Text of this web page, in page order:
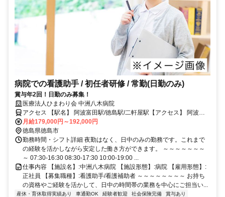
病院での看護助手 / 初任者研修 / 常勤(日勤のみ)
賞与年2回！日勤のみ募集！
医療法人ひまわり会 中洲八木病院
アクセス 【駅名】 阿波富田駅/徳島駅/二軒屋駅【アクセス】 阿波富
田駅から徒歩8分
月給179,000円～192,000円
徳島県徳島市
勤務時間・シフト詳細 夜勤はなく、日中のみの勤務です。これまで
の経験を活かしながら安定した働き方ができます。 ～～～～～～～
～ 07:30-16:30 08:30-17:30 10:00-19:00 ...
仕事内容 【施設名】:中洲八木病院 【施設形態】:病院 【雇用形態】:
正社員 【募集職種】:看護助手/看護補助者 ～～～～～～～～ お持ち
の資格やご経験を活かして、日中の時間帯の業務を中心にご担当い...
産休・育休取得実績あり 車通勤OK 経験者歓迎 社会保険完備
賞与あり